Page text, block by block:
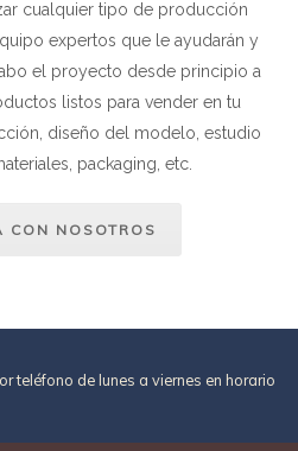
cualquier tipo de producción
expertos que le ayudarán y
el proyecto desde principio a
listos para vender en tu
diseño del modelo, estudio
packaging, etc.
CON NOSOTROS
teléfono de lunes a viernes en horario